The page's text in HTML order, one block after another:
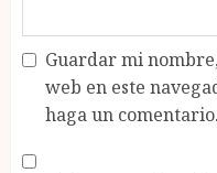
Guardar mi
web en este
haga un comentario.